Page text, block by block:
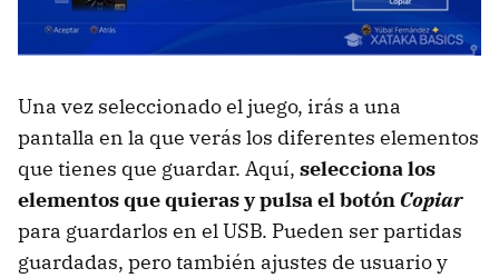
Una vez seleccionado el juego, irás a una
pantalla en la que verás los diferentes elementos
que tienes que guardar. Aquí, selecciona los
elementos que quieras y pulsa el botón Copiar
para guardarlos en el USB. Pueden ser partidas
guardadas, pero también ajustes de usuario y